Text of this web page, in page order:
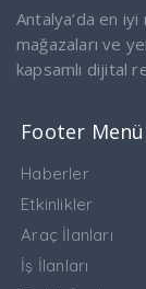
Antalya’da en
mağazaları ve
kapsamlı dijital
Footer Menü
Haberler
Etkinlikler
Araç İlanları
İş İlanları